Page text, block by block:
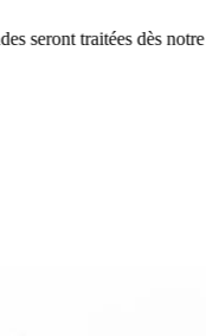
dès notre retour le 24.